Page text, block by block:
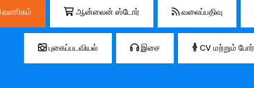
வணிகம் ஆன்லைன் ஸ்டோர் வலைப்பதிவு
புகைப்படவியல் இசை CV மற்றும்